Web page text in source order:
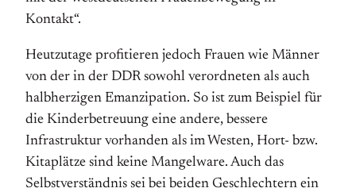
Kontakt“.
Heutzutage profitieren jedoch Frauen wie Männer
von der in der DDR sowohl verordneten als auch
halbherzigen Emanzipation. So ist zum Beispiel für
die Kinderbetreuung eine andere, bessere
Infrastruktur vorhanden als im Westen, Hort- bzw.
Kitaplätze sind keine Mangelware. Auch das
Selbstverständnis sei bei beiden Geschlechtern ein